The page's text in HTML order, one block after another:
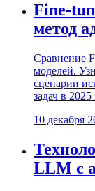
Fine-
метод
Сравнение
моделей.
сценарии
задач в 2025
10 декабря
LLM с